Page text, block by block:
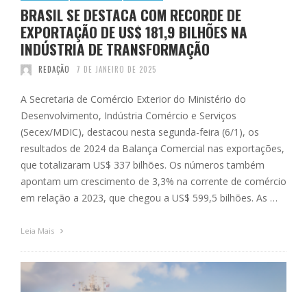
BRASIL SE DESTACA COM RECORDE DE
EXPORTAÇÃO DE US$ 181,9 BILHÕES NA
INDÚSTRIA DE TRANSFORMAÇÃO
REDAÇÃO 7 DE JANEIRO DE 2025
A Secretaria de Comércio Exterior do Ministério do
Desenvolvimento, Indústria Comércio e Serviços
(Secex/MDIC), destacou nesta segunda-feira (6/1), os
resultados de 2024 da Balança Comercial nas exportações,
que totalizaram US$ 337 bilhões. Os números também
apontam um crescimento de 3,3% na corrente de comércio
em relação a 2023, que chegou a US$ 599,5 bilhões. As …
Leia Mais